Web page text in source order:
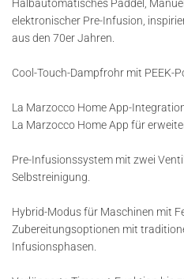
Halbautomatisches Paddel,
elektronischer Pre-Infusion,
aus den 70er Jahren.
Cool-Touch-Dampfrohr mit PEEK-
La Marzocco Home App-
La Marzocco Home App für
Pre-Infusionssystem mit zwei
Selbstreinigung.
Hybrid-Modus für Maschinen mit
Zubereitungsoptionen mit
Infusionsphasen.